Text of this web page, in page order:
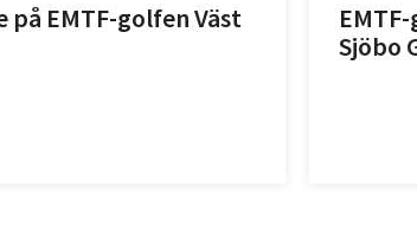
på EMTF-golfen Väst
Sjöbo